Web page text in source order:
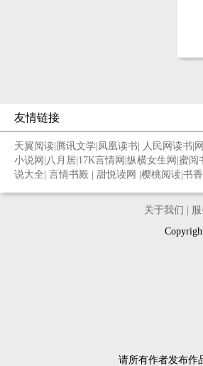
友情链接
天翼阅读 腾讯文学 凤凰读书 人民网读书
小说网 八月居 17K言情网 纵横女生网 蜜阅
说大全 言情书殿 甜悦读网 樱桃阅读 书
关于我们
请所有作者发布作